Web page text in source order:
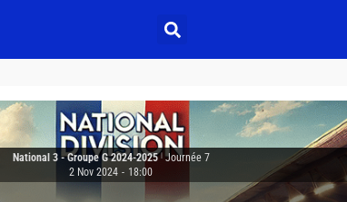
National 3 - Groupe G 2024-2025 | Journée 7
2 Nov 2024 - 18:00